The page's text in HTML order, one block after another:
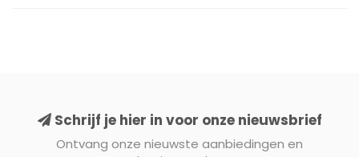
Schrijf je hier in voor onze nieuwsbrief
Ontvang onze nieuwste aanbiedingen en